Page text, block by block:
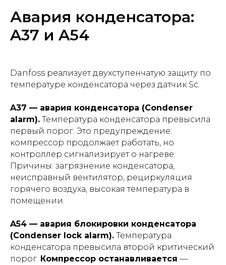
Авария конденсатора:
A37 и A54
Danfoss реализует двухступенчатую защиту по
температуре конденсатора через датчик Sc.
A37 — авария конденсатора (Condenser
alarm). Температура конденсатора превысила
первый порог. Это предупреждение:
компрессор продолжает работать, но
контроллер сигнализирует о нагреве.
Причины: загрязнение конденсатора,
неисправный вентилятор, рециркуляция
горячего воздуха, высокая температура в
помещении.
A54 — авария блокировки конденсатора
(Condenser lock alarm). Температура
конденсатора превысила второй критический
порог. Компрессор останавливается —